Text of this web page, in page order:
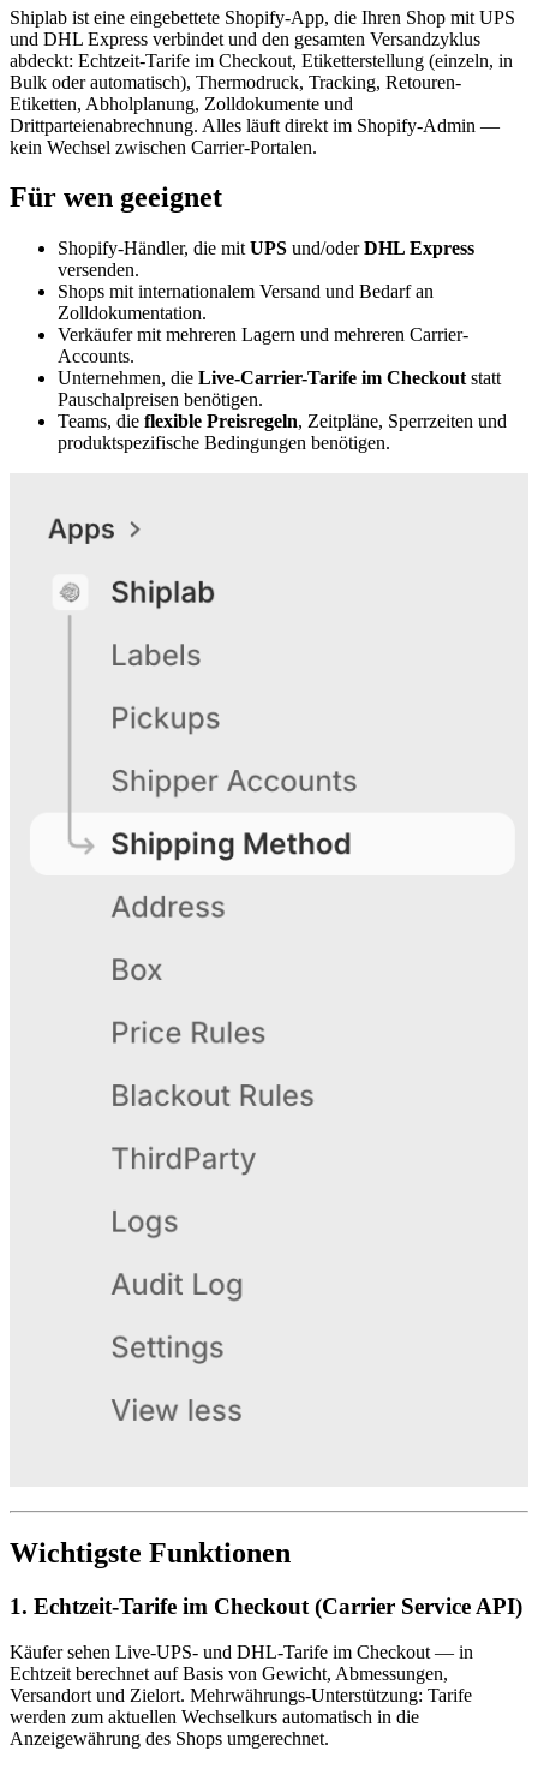
Shiplab ist eine eingebettete Shopify-App, die Ihren Shop mit UPS
und DHL Express verbindet und den gesamten Versandzyklus
abdeckt: Echtzeit-Tarife im Checkout, Etiketterstellung (einzeln, in
Bulk oder automatisch), Thermodruck, Tracking, Retouren-
Etiketten, Abholplanung, Zolldokumente und
Drittparteienabrechnung. Alles läuft direkt im Shopify-Admin —
kein Wechsel zwischen Carrier-Portalen.
Für wen geeignet
Shopify-Händler, die mit UPS und/oderDHL Express
versenden.
Shops mit internationalem Versand und Bedarf an
Zolldokumentation.
Verkäufer mit mehreren Lagern und mehreren Carrier-
Accounts.
Unternehmen, die Live-Carrier-Tarife im Checkout statt
Pauschalpreisen benötigen.
Teams, die flexible Preisregeln, Zeitpläne, Sperrzeiten und
produktspezifische Bedingungen benötigen.
Wichtigste Funktionen
1. Echtzeit-Tarife im Checkout (Carrier Service API)
Käufer sehen Live-UPS- und DHL-Tarife im Checkout — in
Echtzeit berechnet auf Basis von Gewicht, Abmessungen,
Versandort und Zielort. Mehrwährungs-Unterstützung: Tarife
werden zum aktuellen Wechselkurs automatisch in die
Anzeigewährung des Shops umgerechnet.